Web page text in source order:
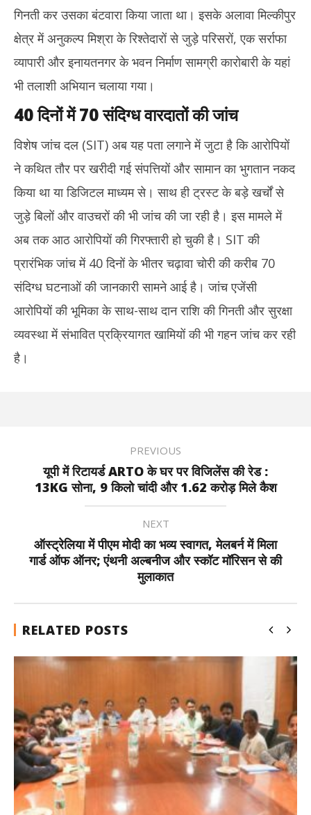
गिनती कर उसका बंटवारा किया जाता था। इसके अलावा मिल्कीपुर
क्षेत्र में अनुकल्प मिश्रा के रिश्तेदारों से जुड़े परिसरों, एक सर्राफा
व्यापारी और इनायतनगर के भवन निर्माण सामग्री कारोबारी के यहां
भी तलाशी अभियान चलाया गया।
40 दिनों में 70 संदिग्ध वारदातों की जांच
विशेष जांच दल (SIT) अब यह पता लगाने में जुटा है कि आरोपियों
ने कथित तौर पर खरीदी गई संपत्तियों और सामान का भुगतान नकद
किया था या डिजिटल माध्यम से। साथ ही ट्रस्ट के बड़े खर्चों से
जुड़े बिलों और वाउचरों की भी जांच की जा रही है। इस मामले में
अब तक आठ आरोपियों की गिरफ्तारी हो चुकी है। SIT की
प्रारंभिक जांच में 40 दिनों के भीतर चढ़ावा चोरी की करीब 70
संदिग्ध घटनाओं की जानकारी सामने आई है। जांच एजेंसी
आरोपियों की भूमिका के साथ-साथ दान राशि की गिनती और सुरक्षा
व्यवस्था में संभावित प्रक्रियागत खामियों की भी गहन जांच कर रही
है।
PREVIOUS
यूपी में रिटायर्ड ARTO के घर पर विजिलेंस की रेड :
13KG सोना, 9 किलो चांदी और 1.62 करोड़ मिले कैश
NEXT
ऑस्ट्रेलिया में पीएम मोदी का भव्य स्वागत, मेलबर्न में मिला
गार्ड ऑफ ऑनर; एंथनी अल्बनीज और स्कॉट मॉरिसन से की
मुलाकात
RELATED POSTS